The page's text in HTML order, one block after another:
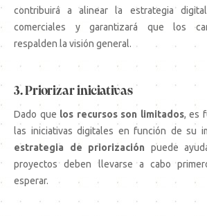
contribuirá a alinear la estrategia
comerciales y garantizará que los
respalden la visión general.
3. Priorizar iniciativas
Dado que los recursos son limitados, es
las iniciativas digitales en función de su
estrategia de priorización puede
proyectos deben llevarse a cabo
esperar.